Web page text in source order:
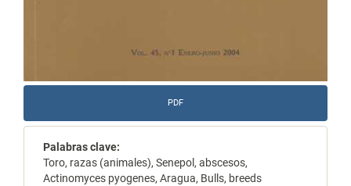
PDF
Palabras clave:
Toro, razas (animales), Senepol, abscesos,
Actinomyces pyogenes, Aragua, Bulls, breeds